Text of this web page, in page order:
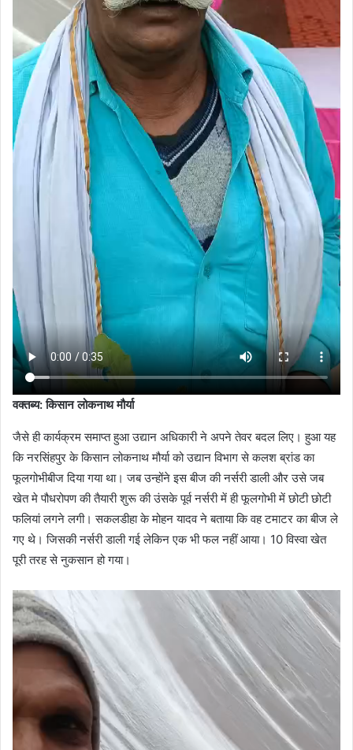
वक्तब्य: किसान लोकनाथ मौर्या
जैसे ही कार्यक्रम समाप्त हुआ उद्यान अधिकारी ने अपने तेवर बदल लिए। हुआ यह
कि नरसिंहपुर के किसान लोकनाथ मौर्या को उद्यान विभाग से कलश ब्रांड का
फूलगोभीबीज दिया गया था। जब उन्होंने इस बीज की नर्सरी डाली और उसे जब
खेत मे पौधरोपण की तैयारी शुरू की उंसके पूर्व नर्सरी में ही फूलगोभी में छोटी छोटी
फलियां लगने लगी। सकलडीहा के मोहन यादव ने बताया कि वह टमाटर का बीज ले
गए थे। जिसकी नर्सरी डाली गई लेकिन एक भी फल नहीं आया। 10 विस्वा खेत
पूरी तरह से नुकसान हो गया।